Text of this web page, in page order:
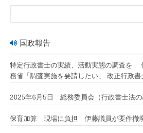
国政報告
特定行政書士の実績、活動実態の調査を
務省「調査実施を要請したい」 改正行政書
2025年6月5日 総務委員会（行政書士法の
保育加算 現場に負担 伊藤議員が要件撤